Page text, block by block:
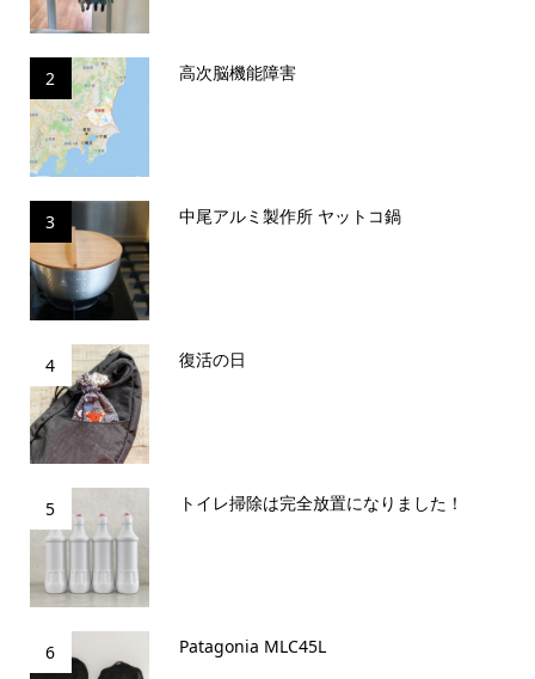
2 高次脳機能障害
3 中尾アルミ製作所 ヤットコ鍋
4 復活の日
5 トイレ掃除は完全放置になりました！
6 Patagonia MLC45L